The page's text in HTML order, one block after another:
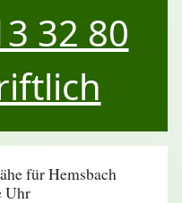
32 80
für Hemsbach
Uhr